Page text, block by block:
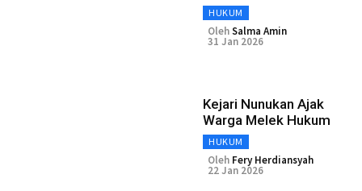
HUKUM
OlehSalma Amin
31 Jan 2026
Kejari Nunukan Ajak
Warga Melek Hukum
HUKUM
Oleh Fery Herdiansyah
22 Jan 2026